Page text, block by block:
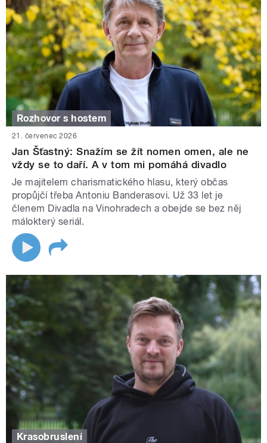
Rozhovor s hostem
21. červenec 2026
Jan Šťastný: Snažím se žít nomen omen, ale ne
vždy se to daří. A v tom mi pomáhá divadlo
Je majitelem charismatického hlasu, který občas
propůjčí třeba Antoniu Banderasovi. Už 33 let je
členem Divadla na Vinohradech a obejde se bez něj
málokterý seriál.
Krasobruslení